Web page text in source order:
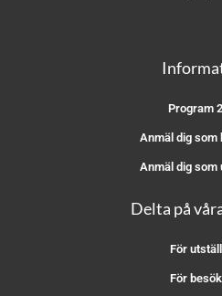
Program
Anmäl dig som
Anmäl dig som
Delta på
För
För